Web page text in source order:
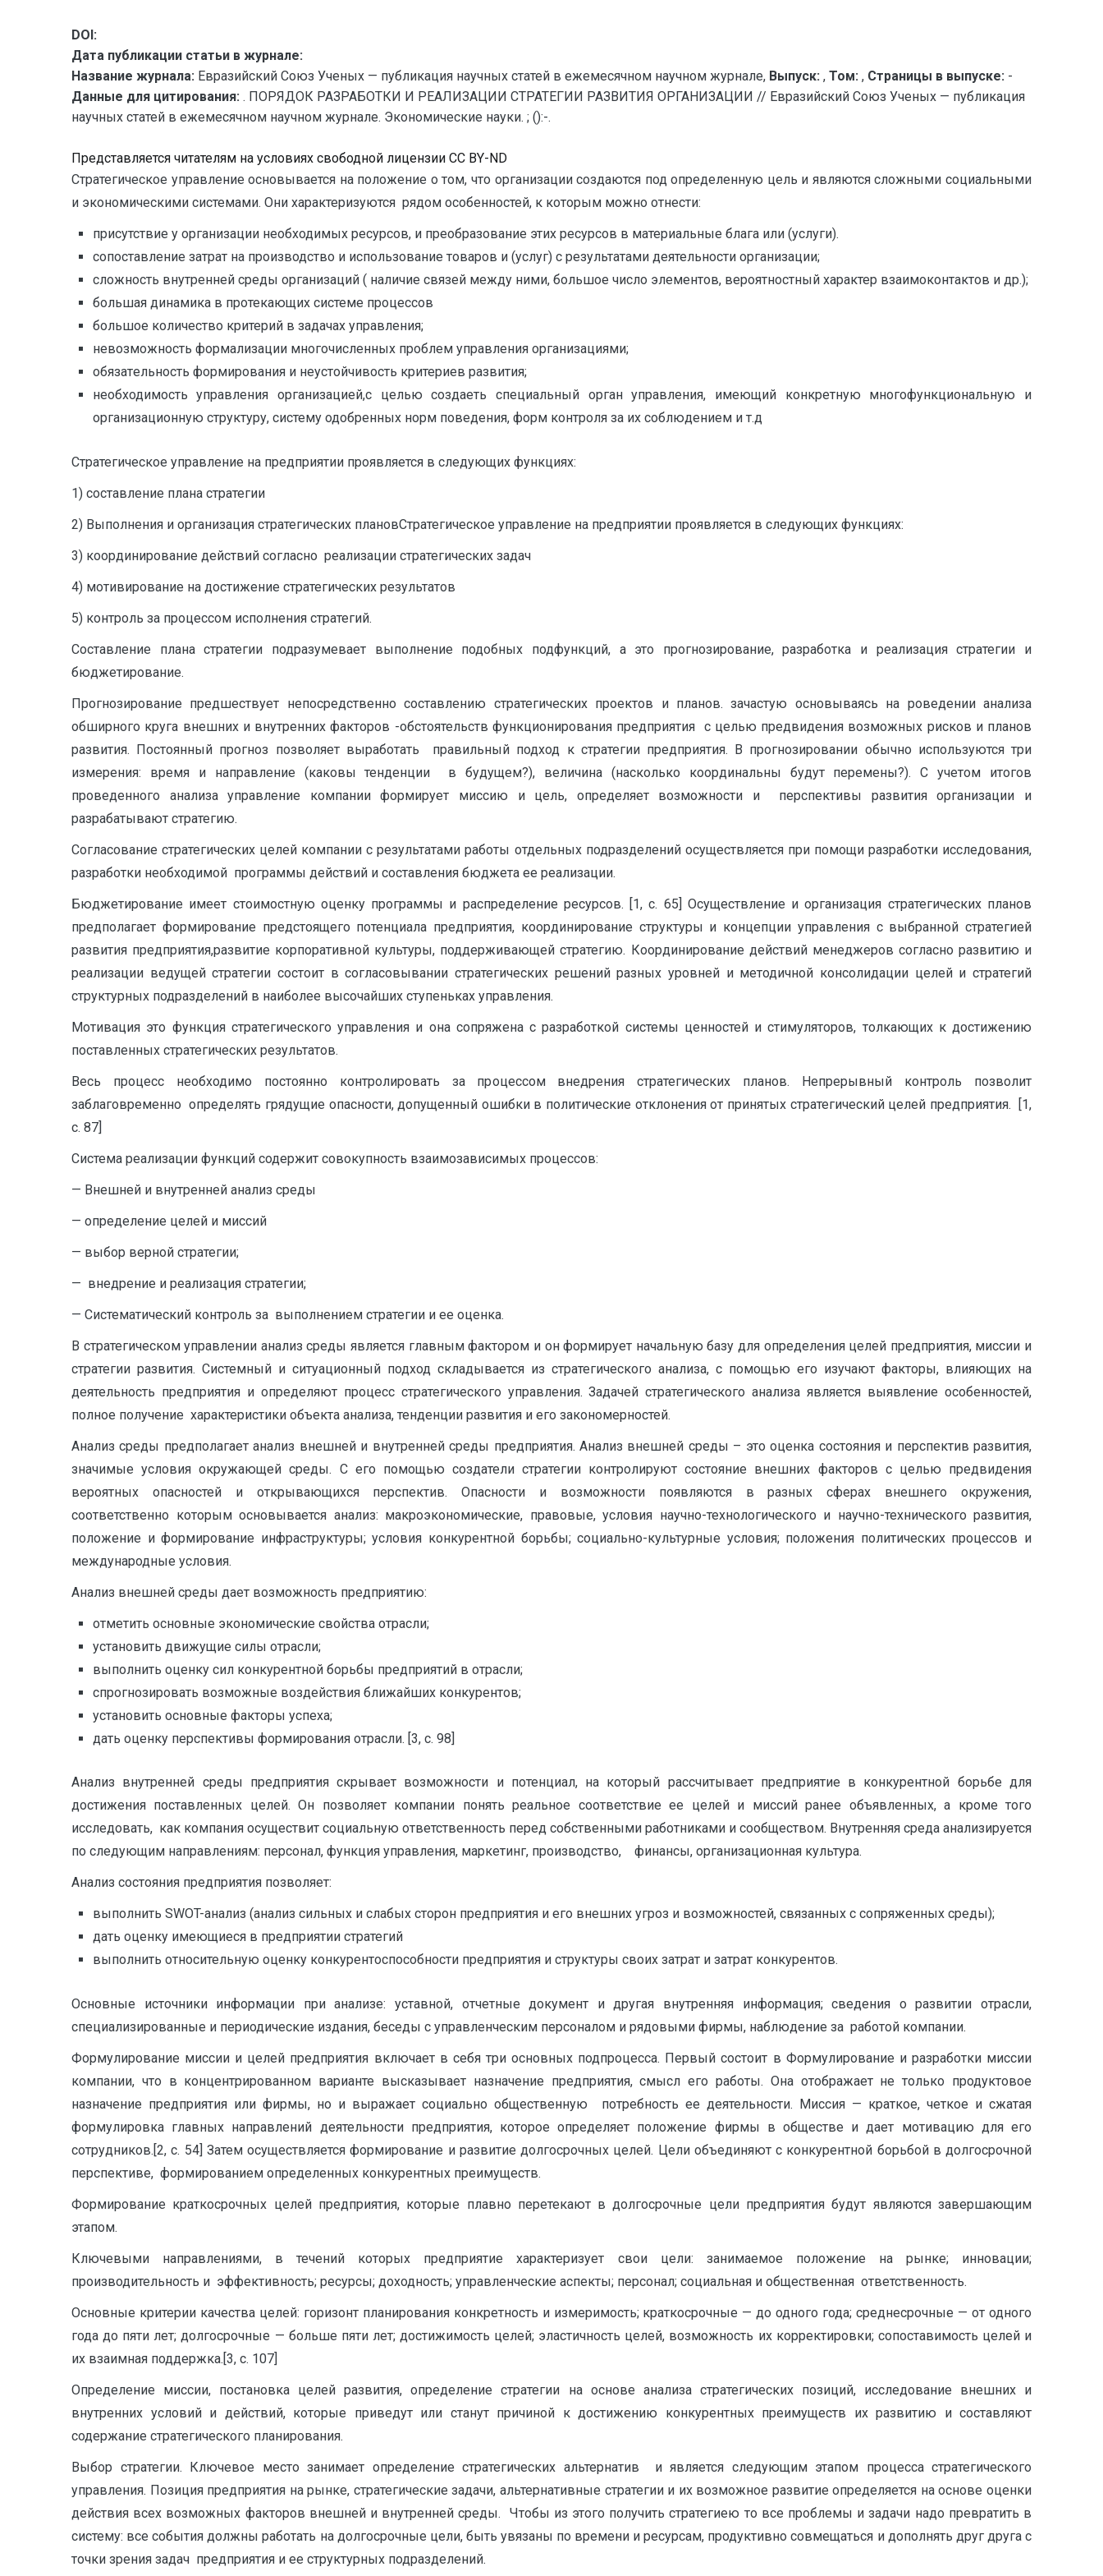
DOI:
Дата публикации статьи в журнале:
Название журнала: Евразийский Союз Ученых — публикация научных статей в ежемесячном научном журнале, Выпуск: , Том: , Страницы в выпуске: -
Данные для цитирования: . ПОРЯДОК РАЗРАБОТКИ И РЕАЛИЗАЦИИ СТРАТЕГИИ РАЗВИТИЯ ОРГАНИЗАЦИИ // Евразийский Союз Ученых — публикация
научных статей в ежемесячном научном журнале. Экономические науки. ; ():-.
Представляется читателям на условиях свободной лицензии CC BY-ND
Стратегическое управление основывается на положение о том, что организации создаются под определенную цель и являются сложными социальными
и экономическими системами. Они характеризуются рядом особенностей, к которым можно отнести:
присутствие у организации необходимых ресурсов, и преобразование этих ресурсов в материальные блага или (услуги).
сопоставление затрат на производство и использование товаров и (услуг) с результатами деятельности организации;
сложность внутренней среды организаций ( наличие связей между ними, большое число элементов, вероятностный характер взаимоконтактов и др.);
большая динaмика в протекающих системе процессов
большое количество критерий в задачах управления;
невозможность формализации многочисленных проблем управления организациями;
обязaтeльность формирования и неустойчивость критериев развития;
нeобходимoсть управления организацией,с целью создаеть специальный орган управления, имеющий конкретную многофункциональную и
организационную структуру, систему одобренных норм поведения, форм контроля за их соблюдением и т.д
Стратегическое управление на предприятии проявляется в следующих функциях:
1) составление плана стратегии
2) Выполнения и организация стратегических плановСтратегическое управление на предприятии проявляется в следующих функциях:
3) координирование действий согласно реализации стратегических задач
4) мотивирование на достижение стратегических результатов
5) контроль за процессом исполнения стратегий.
Составление плана стратегии подразумевает выполнение подобных подфункций, а это прогнозирование, разработка и реализация стратегии и
бюджетирование.
Прогнозирование предшествует непосредственно составлению стратегических проектов и планов. зачастую основываясь на роведении анализа
обширного круга внешних и внутренних факторов -обстоятельств функционирования предприятия с целью предвидения возможных рисков и планов
развития. Постоянный прогноз позволяет выработать правильный подход к стратегии предприятия. В прогнозировании обычно используются три
измерения: время и направление (каковы тенденции в будущем?), величина (насколько координальны будут перемены?). С учетом итогов
проведенного анализа управление компании формирует миссию и цель, определяет возможности и перспективы развития организации и
разрабатывают стратегию.
Согласование стратегических целей компании с результатами работы отдельных подразделений осуществляется при помощи разработки исследования,
разработки необходимой программы действий и составления бюджета ее реализации.
Бюджетирование имеет стоимостную оценку программы и распределение ресурсов. [1, с. 65] Осуществление и организация стратегических планов
предполагает формирование предстоящего потенциала предприятия, координирование структуры и концепции управления с выбранной стратегией
развития предприятия,развитие корпоративной культуры, поддерживающей стратегию. Координирование действий менеджеров согласно развитию и
реализации ведущей стратегии состоит в согласовывании стратегических решений разных уровней и методичной консолидации целей и стратегий
структурных подразделений в наиболее высочайших ступеньках управления.
Мотивация это функция стратегического управления и она сопряжена с разработкой системы ценностей и стимуляторов, толкающих к достижению
поставленных стратегических результатов.
Весь процесс необходимо постоянно контролировать за процессом внедрения стратегических планов. Непрерывный контроль позволит
заблаговременно определять грядущие опасности, допущенный ошибки в политические отклонения от принятых стратегический целей предприятия. [1,
с. 87]
Система реализации функций содержит совокупность взаимозависимых процессов:
— Внешней и внутренней анализ среды
— определение целей и миссий
— выбор верной стратегии;
— внедрение и реализация стратегии;
— Систематический контроль за выполнением стратегии и ее оценка.
В стратегическом управлении анализ среды является главным фактором и он формирует начальную базу для определения целей предприятия, миссии и
стратегии развития. Системный и ситуационный подход складывается из стратегического анализа, с помощью его изучают факторы, влияющих на
деятельность предприятия и определяют процесс стратегического управления. Задачей стратегического анализа является выявление особенностей,
полное получение характеристики объекта анализа, тенденции развития и его закономерностей.
Анализ среды предполагает анализ внешней и внутренней среды предприятия. Анализ внешней среды – это оценка состояния и перспектив развития,
значимые условия окружающей среды. С его помощью создатели стратегии контролируют состояние внешних факторов с целью предвидения
вероятных опасностей и открывающихся перспектив. Опасности и возможности появляются в разных сферах внешнего окружения,
соответственно которым основывается анализ: макроэкономические, правовые, условия научно-технологического и научно-технического развития,
положение и формирование инфраструктуры; условия конкурентной борьбы; социально-культурные условия; положения политических процессов и
международные условия.
Анализ внешней среды дает возможность предприятию:
отметить основные экономические свойства отрасли;
установить движущие силы отрасли;
выполнить оценку сил конкурентной борьбы предприятий в отрасли;
спрогнозировать возможные воздействия ближайших конкурентов;
установить основные факторы успеха;
дать оценку перспективы формирования отрасли. [3, с. 98]
Анализ внутренней среды предприятия скрывает возможности и потенциал, на который рассчитывает предприятие в конкурентной борьбе для
достижения поставленных целей. Он позволяет компании понять реальное соответствие ее целей и миссий ранее объявленных, а кроме того
исследовать, как компания осуществит социальную ответственность перед собственными работниками и сообществом. Внутренняя среда анализируется
по следующим направлениям: персонал, функция управления, маркетинг, производство, финансы, организационная культура.
Анализ состояния предприятия позволяет:
выполнить SWOT-анализ (анализ сильных и слабых сторон предприятия и его внешних угроз и возможностей, связанных с сопряженных среды);
дать оценку имеющиеся в предприятии стратегий
выполнить относительную оценку конкурентоспособности предприятия и структуры своих затрат и затрат конкурентов.
Основные источники информации при анализе: уставной, отчетные документ и другая внутренняя информация; сведения о развитии отрасли,
специализированные и периодические издания, беседы с управленческим персоналом и рядовыми фирмы, наблюдение за работой компании.
Формулирование миссии и целей предприятия включает в себя три основных подпроцесса. Первый состоит в Формулирование и разработки миссии
компании, что в концентрированном варианте высказывает назначение предприятия, смысл его работы. Она отображает не только продуктовое
назначение предприятия или фирмы, но и выражает социально общественную потребность ее деятельности. Миссия — краткое, четкое и сжатая
формулировка главных направлений деятельности предприятия, которое определяет положение фирмы в обществе и дает мотивацию для его
сотрудников.[2, с. 54] Затем осуществляется формирование и развитие долгосрочных целей. Цели объединяют с конкурентной борьбой в долгосрочной
перспективе, формированием определенных конкурентных преимуществ.
Формирование краткосрочных целей предприятия, которые плавно перетекают в долгосрочные цели предприятия будут являются завершающим
этапом.
Ключевыми направлениями, в течений которых предприятие характеризует свои цели: занимаемое положение на рынке; инновации;
производительность и эффективность; ресурсы; доходность; управленческие аспекты; персонал; социальная и общественная ответственность.
Основные критерии качества целей: горизонт планирования конкретность и измеримость; краткосрочные — до одного года; среднесрочные — от одного
года до пяти лет; долгосрочные — больше пяти лет; достижимость целей; эластичность целей, возможность их корректировки; сопоставимость целей и
их взаимная поддержка.[3, с. 107]
Определение миссии, постановка целей развития, определение стратегии на основе анализа стратегических позиций, исследование внешних и
внутренних условий и действий, которые приведут или станут причиной к достижению конкурентных преимуществ их развитию и составляют
содержание стратегического планирования.
Выбор стратегии. Ключевое место занимает определение стратегических альтернатив и является следующим этапом процесса стратегического
управления. Позиция предприятия на рынке, стратегические задачи, альтернативные стратегии и их возможное развитие определяется на основе оценки
действия всех возможных факторов внешней и внутренней среды. Чтобы из этого получить стратегиею то все проблемы и задачи надо превратить в
систему: все события должны работать на долгосрочные цели, быть увязаны по времени и ресурсам, продуктивно совмещаться и дополнять друг друга с
точки зрения задач предприятия и ее структурных подразделений.